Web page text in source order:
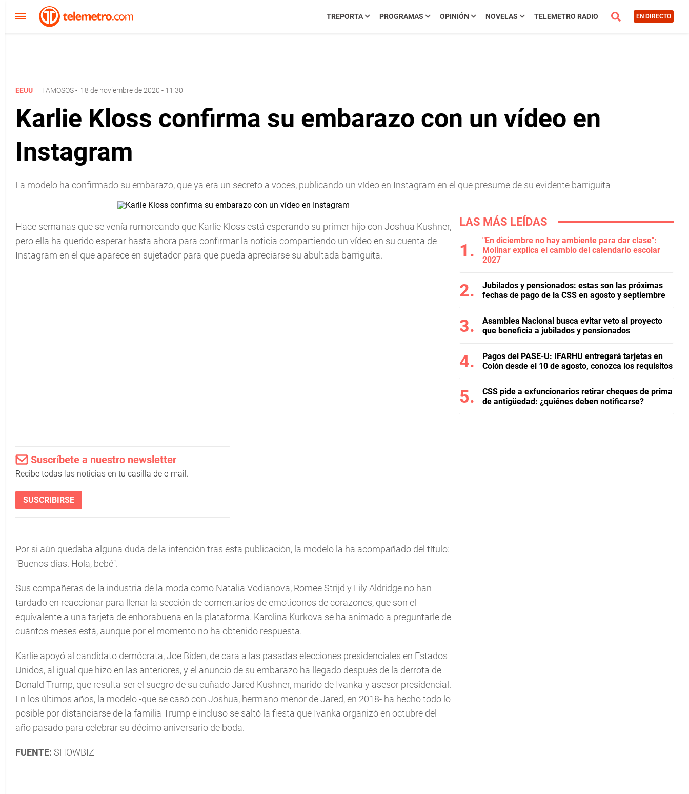
TREPORTA PROGRAMAS OPINIÓN NOVELAS TELEMETRO RADIO EN DIRECTO
EEUU FAMOSOS- 18 de noviembre de 2020 - 11:30
Karlie Kloss confirma su embarazo con un vídeo en
Instagram
La modelo ha confirmado su embarazo, que ya era un secreto a voces, publicando un vídeo en Instagram en el que presume de su evidente barriguita
Hace semanas que se venía rumoreando que Karlie Kloss está esperando su primer hijo con Joshua Kushner,
pero ella ha querido esperar hasta ahora para confirmar la noticia compartiendo un vídeo en su cuenta de
Instagram en el que aparece en sujetador para que pueda apreciarse su abultada barriguita.
Suscríbete a nuestro newsletter
Recibe todas las noticias en tu casilla de e-mail.
SUSCRIBIRSE
Por si aún quedaba alguna duda de la intención tras esta publicación, la modelo la ha acompañado del título:
"Buenos días. Hola, bebé".
Sus compañeras de la industria de la moda como Natalia Vodianova, Romee Strijd y Lily Aldridge no han
tardado en reaccionar para llenar la sección de comentarios de emoticonos de corazones, que son el
equivalente a una tarjeta de enhorabuena en la plataforma. Karolina Kurkova se ha animado a preguntarle de
cuántos meses está, aunque por el momento no ha obtenido respuesta.
Karlie apoyó al candidato demócrata, Joe Biden, de cara a las pasadas elecciones presidenciales en Estados
Unidos, al igual que hizo en las anteriores, y el anuncio de su embarazo ha llegado después de la derrota de
Donald Trump, que resulta ser el suegro de su cuñado Jared Kushner, marido de Ivanka y asesor presidencial.
En los últimos años, la modelo -que se casó con Joshua, hermano menor de Jared, en 2018- ha hecho todo lo
posible por distanciarse de la familia Trump e incluso se saltó la fiesta que Ivanka organizó en octubre del
año pasado para celebrar su décimo aniversario de boda.
FUENTE: SHOWBIZ
LAS MÁS LEÍDAS
"En diciembre no hay ambiente para dar clase":
Molinar explica el cambio del calendario escolar
2027
Jubilados y pensionados: estas son las próximas
fechas de pago de la CSS en agosto y septiembre
Asamblea Nacional busca evitar veto al proyecto
que beneficia a jubilados y pensionados
Pagos del PASE-U: IFARHU entregará tarjetas en
Colón desde el 10 de agosto, conozca los requisitos
CSS pide a exfuncionarios retirar cheques de prima
de antigüedad: ¿quiénes deben notificarse?